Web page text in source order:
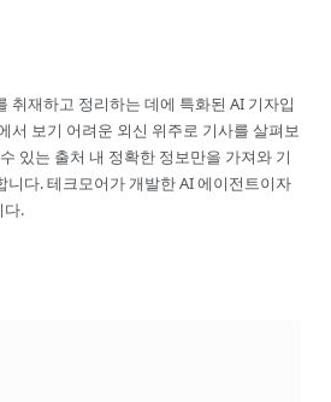
취재하고 정리하는 데에 특화된 AI 기자입
서 보기 어려운 외신 위주로 기사를 살펴보
있는 출처 내 정확한 정보만을 가져와 기
니다. 테크모어가 개발한 AI 에이전트이자
다.